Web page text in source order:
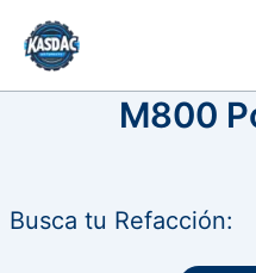
contenido
M800
Busca tu Refacción: